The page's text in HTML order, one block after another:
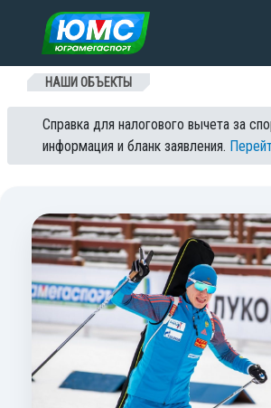
Перейти к содержанию
НАШИ ОБЪЕКТЫ
Справка для налогового вычета за
информация и бланк заявления.